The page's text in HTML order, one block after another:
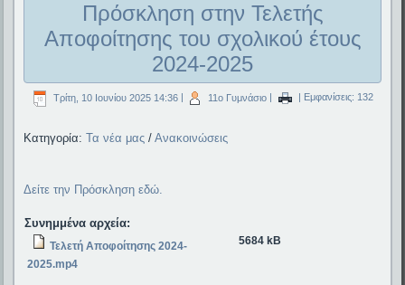
Πρόσκληση στην Τελετής
Αποφοίτησης του σχολικού έτους
2024-2025
Τρίτη, 10 Ιουνίου 2025 14:36 11ο Γυμνάσιο | Εμφανίσεις: 132
Κατηγορία:Τα νέα μας /Ανακοινώσεις
Δείτε την Πρόσκληση εδώ.
Συνημμένα αρχεία:
Τελετή Αποφοίτησης 2024-
2025.mp4
5684 kB